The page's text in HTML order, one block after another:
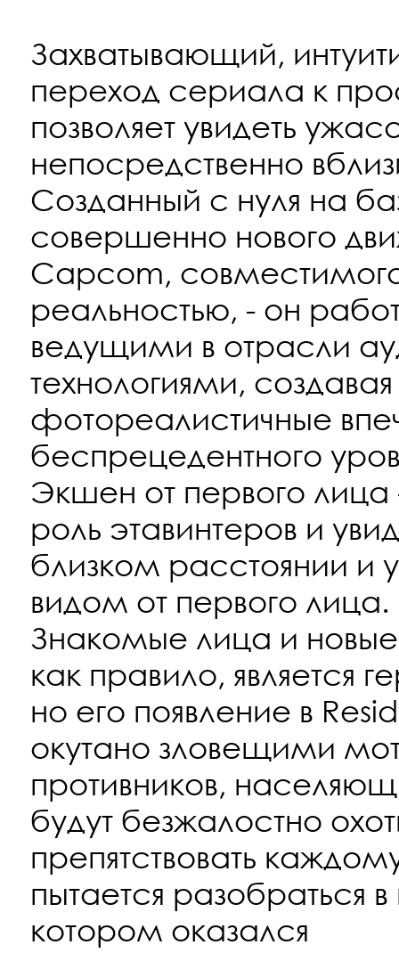
Захватывающий,
переход сериала к
позволяет увидеть
непосредственно
Созданный с нуля на
совершенно нового
Capcom,
реальностью, - он
ведущими в отрасли
технологиями,
фотореалистичные
беспрецедентного
Экшен от первого лица
роль этавинтеров и
близком расстоянии
видом от первого лица.
Знакомые лица и
как правило, является
но его появление в
окутано зловещими
противников,
будут безжалостно
препятствовать
пытается разобраться
котором оказался